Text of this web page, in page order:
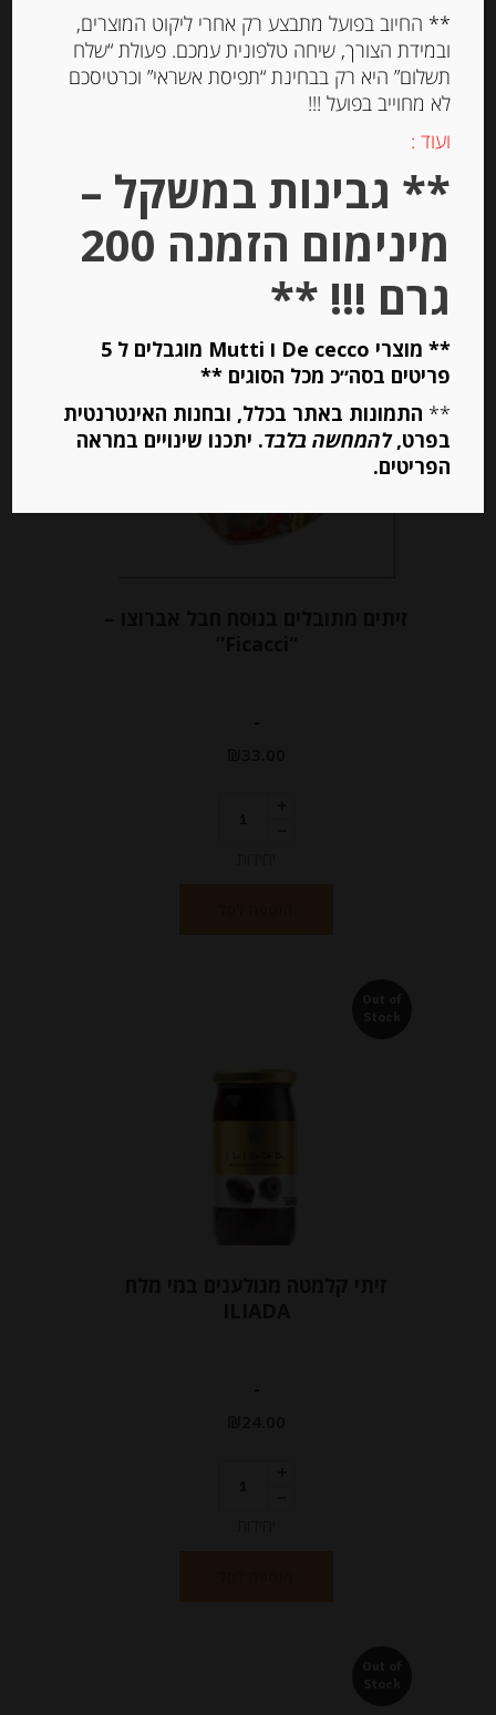
-
₪38.00
יחידות
הוספה לסל
Stock
-
-
** החיוב בפועל מתבצע רק אחרי ליקוט המוצרים,
ובמידת הצורך, שיחה טלפונית עמכם. פעולת “שלח
תשלום” היא רק בבחינת “תפיסת אשראי” וכרטיסכם
לא מחוייב בפועל !!!
ועוד :
** גבינות במשקל –
מינימום הזמנה 200
גרם !!! **
** מוצרי De cecco ו Mutti מוגבלים ל 5
פריטים בסה״כ מכל הסוגים **
** התמונות באתר בכלל, ובחנות האינטרנטית
בפרט,להמחשה בלבד. יתכנו שינויים במראה
הפריטים.